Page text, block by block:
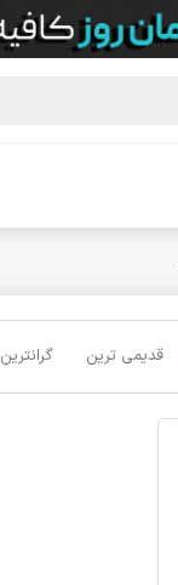
قدیمی ترین گرانترین